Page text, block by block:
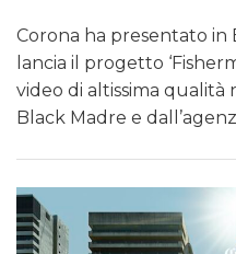
Corona ha presentato in
lancia il progetto
video di altissima qualità
Black Madre e